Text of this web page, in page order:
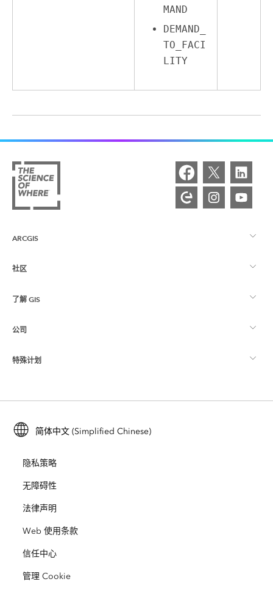
MAND
DEMAND_
TO_FACI
LITY
ARCGIS
ArcGIS 概览
制图
Esri Store
社区
Esri 社区
ArcGIS 博客
Esri 年轻专家关系网
了解 GIS
什么是 GIS？
位置智能
培训
ArcUser
ArcNews
ArcWatch
Esri 视频
公司
关于 Esri
招贤纳士
开放视野
业务行为准则
特殊计划
ArcGIS for Student Use
保护
教育
简体中文 (Simplified Chinese)
隐私策略
无障碍性
法律声明
Web 使用条款
信任中心
管理 Cookie